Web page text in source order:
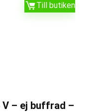
Till butiken
V – ej buffrad –